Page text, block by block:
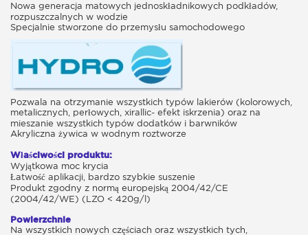
Nowa generacja matowych jednoskładnikowych podkładów,
rozpuszczalnych w wodzie
Specjalnie stworzone do przemysłu samochodowego
Pozwala na otrzymanie wszystkich typów lakierów (kolorowych,
metalicznych, perłowych, xirallic- efekt iskrzenia) oraz na
mieszanie wszystkich typów dodatków i barwników
Akryliczna żywica w wodnym roztworze
Właściwości produktu:
Wyjątkowa moc krycia
Łatwość aplikacji, bardzo szybkie suszenie
Produkt zgodny z normą europejską 2004/42/CE
(2004/42/WE) (LZO < 420g/l)
Powierzchnie
Na wszystkich nowych częściach oraz wszystkich tych,